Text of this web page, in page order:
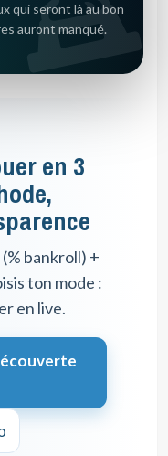
qui seront là au bon
auront manqué.
en 3
bankroll) +
ton mode :
en live.